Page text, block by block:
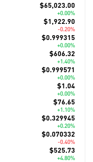
$65,023.00
+0.00%
$1,922.90
-0.20%
$0.999315
+0.00%
$606.32
+1.40%
$0.999571
+0.00%
$1.04
+0.00%
$76.65
+1.10%
$0.329945
+0.20%
$0.070332
-0.40%
$525.73
+4.80%